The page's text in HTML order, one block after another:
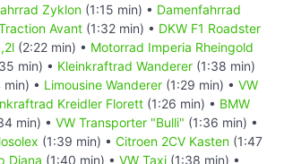
Zyklon (1:15 min) • Damenfahrrad
Avant (1:32 min) • DKW F1 Roadster
(2:22 min) • Motorrad Imperia Rheingold
min) • Kleinkraftrad Wanderer (1:38 min)
min) • Limousine Wanderer (1:29 min) • VW
Kreidler Florett (1:26 min) • BMW
min) • VW Transporter "Bulli" (1:36 min) •
(1:39 min) • Citroen 2CV Kasten (1:47
Diana (1:40 min) • VW Taxi (1:38 min) •